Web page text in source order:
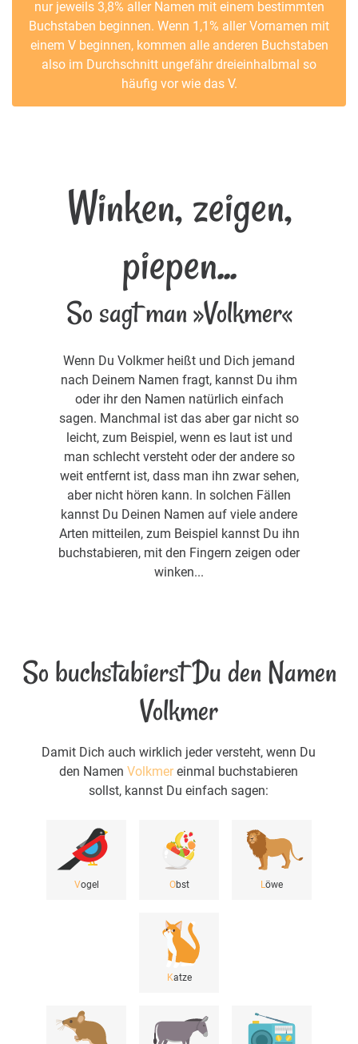
nur jeweils 3,8% aller Namen mit einem bestimmten
Buchstaben beginnen. Wenn 1,1% aller Vornamen mit
einem V beginnen, kommen alle anderen Buchstaben
also im Durchschnitt ungefähr dreieinhalbmal so
häufig vor wie das V.
Winken, zeigen,
piepen...
So sagt man »Volkmer«
Wenn Du Volkmer heißt und Dich jemand
nach Deinem Namen fragt, kannst Du ihm
oder ihr den Namen natürlich einfach
sagen. Manchmal ist das aber gar nicht so
leicht, zum Beispiel, wenn es laut ist und
man schlecht versteht oder der andere so
weit entfernt ist, dass man ihn zwar sehen,
aber nicht hören kann. In solchen Fällen
kannst Du Deinen Namen auf viele andere
Arten mitteilen, zum Beispiel kannst Du ihn
buchstabieren, mit den Fingern zeigen oder
winken...
So buchstabierst Du den Namen
Volkmer
Damit Dich auch wirklich jeder versteht, wenn Du
den NamenVolkmereinmal buchstabieren
sollst, kannst Du einfach sagen:
Vogel Obst Löwe
Katze